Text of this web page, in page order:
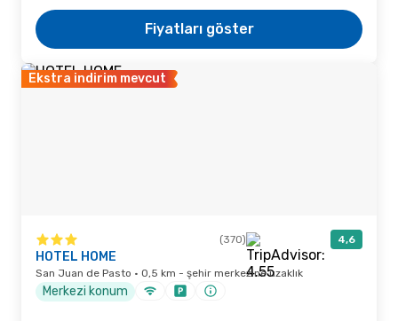
Fiyatları göster
Ekstra indirim mevcut
(370) 4,6
HOTEL HOME
San Juan de Pasto · 0,5 km - şehir merkezine uzaklık
Merkezi konum